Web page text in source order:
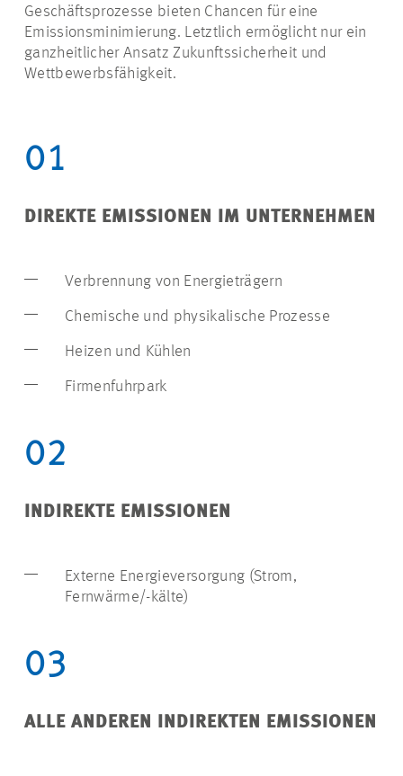
Geschäftsprozesse bieten Chancen für eine
Emissionsminimierung. Letztlich ermöglicht nur ein
ganzheitlicher Ansatz Zukunftssicherheit und
Wettbewerbsfähigkeit.
01
DIREKTE EMISSIONEN IM UNTERNEHMEN
Verbrennung von Energieträgern
Chemische und physikalische Prozesse
Heizen und Kühlen
Firmenfuhrpark
02
INDIREKTE EMISSIONEN
Externe Energieversorgung (Strom,
Fernwärme/-kälte)
03
ALLE ANDEREN INDIREKTEN EMISSIONEN